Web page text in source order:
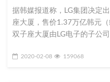
据韩媒报道称，LG集团决定
座大厦，售价1.37万亿韩元
双子座大厦由LG电子的子公
2020-02-08 159068